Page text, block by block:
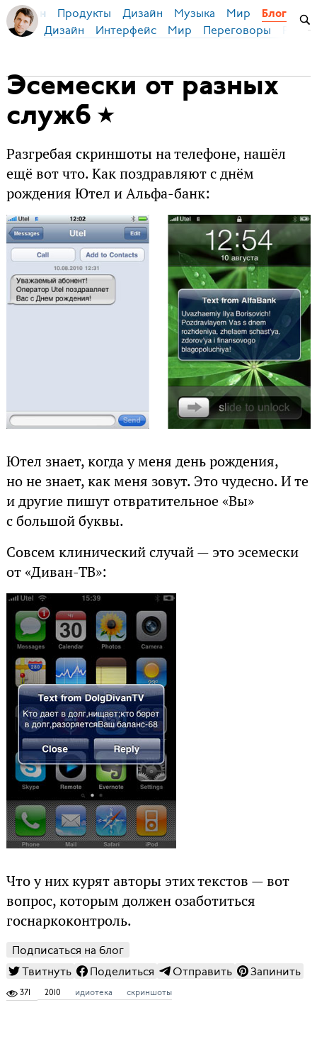
Бирман Продукты Дизайн Музыка Мир Блог
Дизайн Интерфейс Мир Переговоры
Эсемески от разных
служб
Разгребая скриншоты на телефоне, нашёл
ещё вот что. Как поздравляют с днём
рождения Ютел и Альфа-банк:
Ютел знает, когда у меня день рождения,
но не знает, как меня зовут. Это чудесно. И те
и другие пишут отвратительное «Вы»
с большой буквы.
Совсем клинический случай — это эсемески
от «Диван-ТВ»:
Что у них курят авторы этих текстов — вот
вопрос, которым должен озаботиться
госнаркоконтроль.
Подписаться на блог
Твитнуть
Поделиться Отправить Запинить
371 2010 идиотека скриншоты